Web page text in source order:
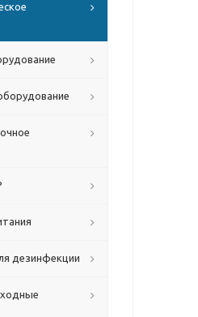
дезинфекции